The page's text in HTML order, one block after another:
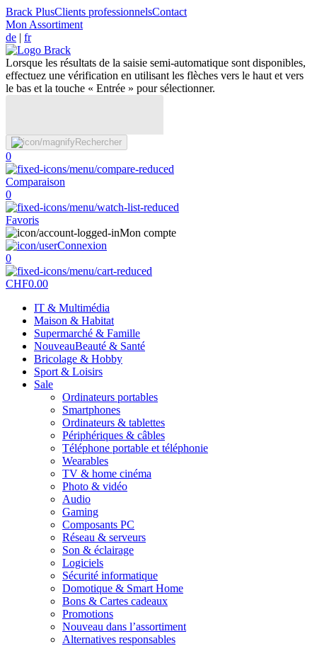
Brack PlusClients professionnelsContact
Mon Assortiment
de | fr
Lorsque les résultats de la saisie semi-automatique sont disponibles,
effectuez une vérification en utilisant les flèches vers le haut et vers
le bas et la touche « Entrée » pour sélectionner.
Rechercher
0
Comparaison
0
Favoris
Mon compte
Connexion
0
CHF0.00
IT & Multimédia
Maison & Habitat
Supermarché & Famille
NouveauBeauté & Santé
Bricolage & Hobby
Sport & Loisirs
Sale
Ordinateurs portables
Smartphones
Ordinateurs & tablettes
Périphériques & câbles
Téléphone portable et téléphonie
Wearables
TV & home cinéma
Photo & vidéo
Audio
Gaming
Composants PC
Réseau & serveurs
Son & éclairage
Logiciels
Sécurité informatique
Domotique & Smart Home
Bons & Cartes cadeaux
Promotions
Nouveau dans l’assortiment
Alternatives responsables